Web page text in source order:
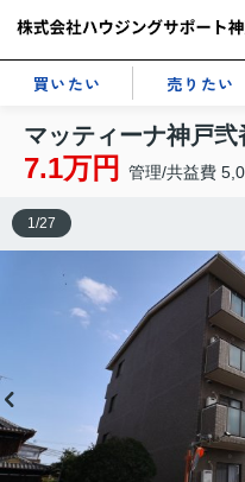
買いたい 売りたい
マッティーナ神戸弐
7.1万円 管理/共益費
1/27